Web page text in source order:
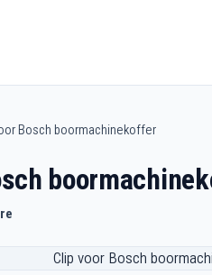
Bosch boormachinekoffer